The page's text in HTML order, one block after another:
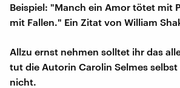
Beispiel: "Manch ein Amor tötet mit
mit Fallen." Ein Zitat von William
Allzu ernst nehmen solltet ihr das
tut die Autorin Carolin Selmes
nicht.